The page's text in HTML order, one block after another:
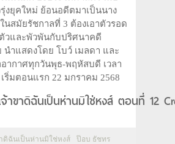
รุ่งยุคใหม่ ย้อนอดีตมาเป็นนาง
สมัยรัชกาลที่ 3 ต้องเอาตัวรอด
วและพัวพันกับปริศนาคดี
ำแสดงโดย โบว์ เมลดา และ
กาศทุกวันพุธ-พฤหัสบดี เวลา
ริ่มตอนแรก 22 มกราคม 2568
าขาดิฉันเป็นห่านมิใช่หงส์ ตอนที่ 12
ดิฉันเป็นห่านมิใช่หงส์ ป๊อบ ธัชทร